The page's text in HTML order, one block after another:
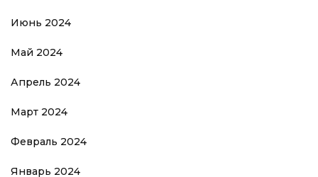
Июнь 2024
Май 2024
Апрель 2024
Март 2024
Февраль 2024
Январь 2024